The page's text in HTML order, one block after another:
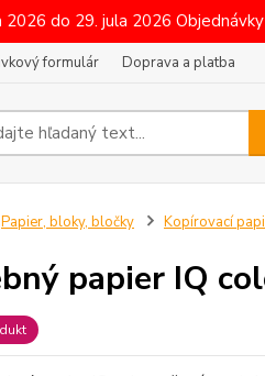
2026 do 29. jula 2026
formulár Doprava a platba
Papier, bloky, bločky Kopírovací
papier IQ